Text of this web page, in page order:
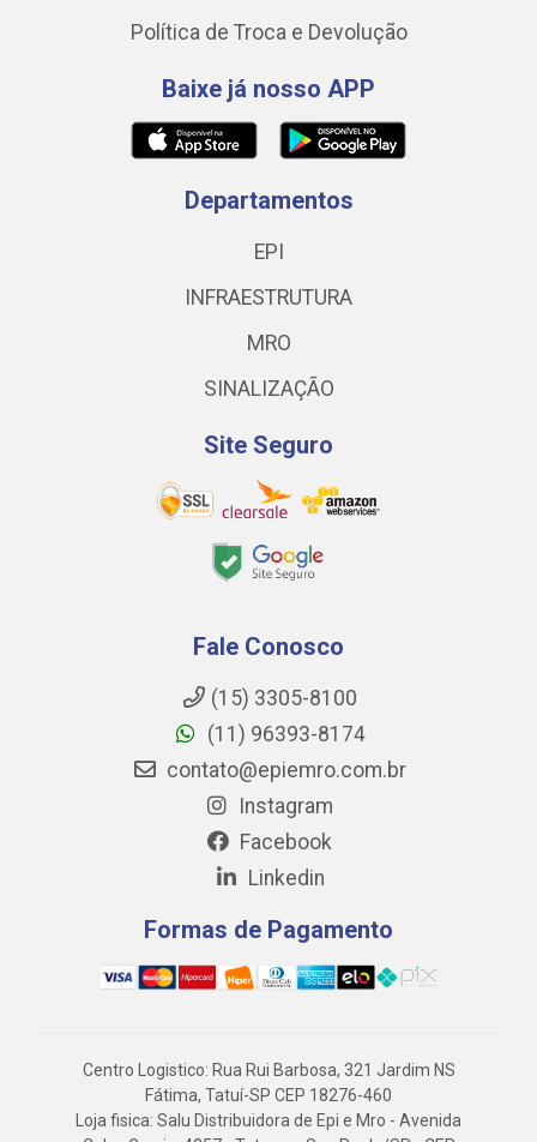
Política de Troca e Devolução
Baixe já nosso APP
Departamentos
EPI
INFRAESTRUTURA
MRO
SINALIZAÇÃO
Site Seguro
Fale Conosco
(15) 3305-8100
(11) 96393-8174
contato@epiemro.com.br
Instagram
Facebook
Linkedin
Formas de Pagamento
Centro Logistico: Rua Rui Barbosa, 321 Jardim NS
Fátima, Tatuí-SP CEP 18276-460
Loja fisica: Salu Distribuidora de Epi e Mro - Avenida